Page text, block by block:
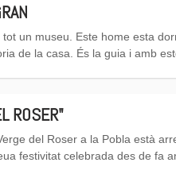
un museu. Este home esta
de la casa. És la guia i amb
ROSER"
del Roser a la Pobla està
festivitat celebrada des de fa